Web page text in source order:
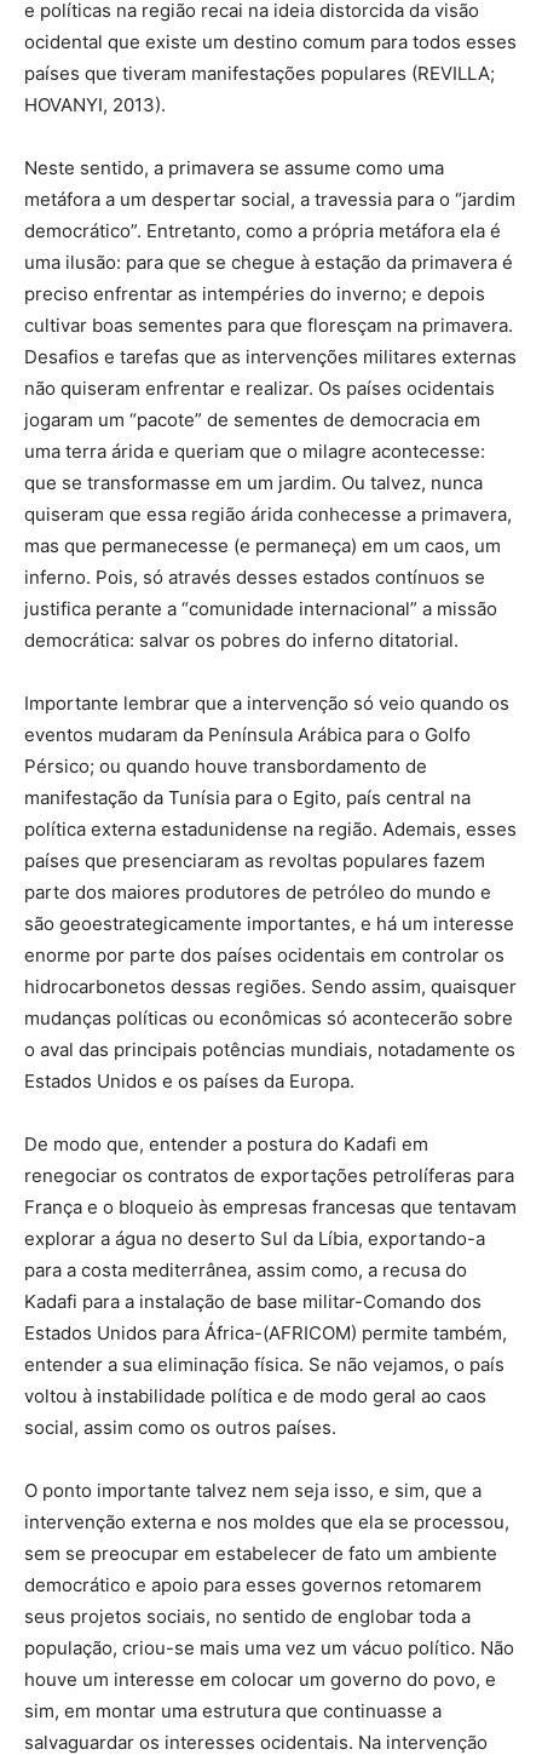
e políticas na região recai na ideia distorcida da visão
ocidental que existe um destino comum para todos esses
países que tiveram manifestações populares (REVILLA;
HOVANYI, 2013).
Neste sentido, a primavera se assume como uma
metáfora a um despertar social, a travessia para o “jardim
democrático”. Entretanto, como a própria metáfora ela é
uma ilusão: para que se chegue à estação da primavera é
preciso enfrentar as intempéries do inverno; e depois
cultivar boas sementes para que floresçam na primavera.
Desafios e tarefas que as intervenções militares externas
não quiseram enfrentar e realizar. Os países ocidentais
jogaram um “pacote” de sementes de democracia em
uma terra árida e queriam que o milagre acontecesse:
que se transformasse em um jardim. Ou talvez, nunca
quiseram que essa região árida conhecesse a primavera,
mas que permanecesse (e permaneça) em um caos, um
inferno. Pois, só através desses estados contínuos se
justifica perante a “comunidade internacional” a missão
democrática: salvar os pobres do inferno ditatorial.
Importante lembrar que a intervenção só veio quando os
eventos mudaram da Península Arábica para o Golfo
Pérsico; ou quando houve transbordamento de
manifestação da Tunísia para o Egito, país central na
política externa estadunidense na região. Ademais, esses
países que presenciaram as revoltas populares fazem
parte dos maiores produtores de petróleo do mundo e
são geoestrategicamente importantes, e há um interesse
enorme por parte dos países ocidentais em controlar os
hidrocarbonetos dessas regiões. Sendo assim, quaisquer
mudanças políticas ou econômicas só acontecerão sobre
o aval das principais potências mundiais, notadamente os
Estados Unidos e os países da Europa.
De modo que, entender a postura do Kadafi em
renegociar os contratos de exportações petrolíferas para
França e o bloqueio às empresas francesas que tentavam
explorar a água no deserto Sul da Líbia, exportando-a
para a costa mediterrânea, assim como, a recusa do
Kadafi para a instalação de base militar-Comando dos
Estados Unidos para África-(AFRICOM) permite também,
entender a sua eliminação física. Se não vejamos, o país
voltou à instabilidade política e de modo geral ao caos
social, assim como os outros países.
O ponto importante talvez nem seja isso, e sim, que a
intervenção externa e nos moldes que ela se processou,
sem se preocupar em estabelecer de fato um ambiente
democrático e apoio para esses governos retomarem
seus projetos sociais, no sentido de englobar toda a
população, criou-se mais uma vez um vácuo político. Não
houve um interesse em colocar um governo do povo, e
sim, em montar uma estrutura que continuasse a
salvaguardar os interesses ocidentais. Na intervenção